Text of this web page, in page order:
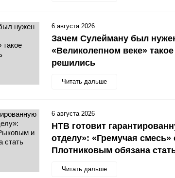
Зачем Сулейману был
«Великолепном веке»
решились
Читать дальше
6 августа 2026
НТВ готовит
отделу»: «Гремучая
Плотниковым обязана
Читать дальше
6 августа 2026